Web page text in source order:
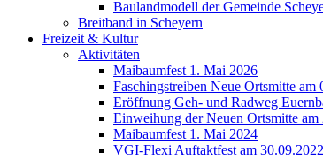
Baulandmodell der Gemeinde
Breitband in Scheyern
Freizeit & Kultur
Aktivitäten
Maibaumfest 1. Mai 2026
Faschingstreiben Neue Ortsmitte am
Eröffnung Geh- und Radweg
Einweihung der Neuen Ortsmitte am
Maibaumfest 1. Mai 2024
VGI-Flexi Auftaktfest am 30.09.2022